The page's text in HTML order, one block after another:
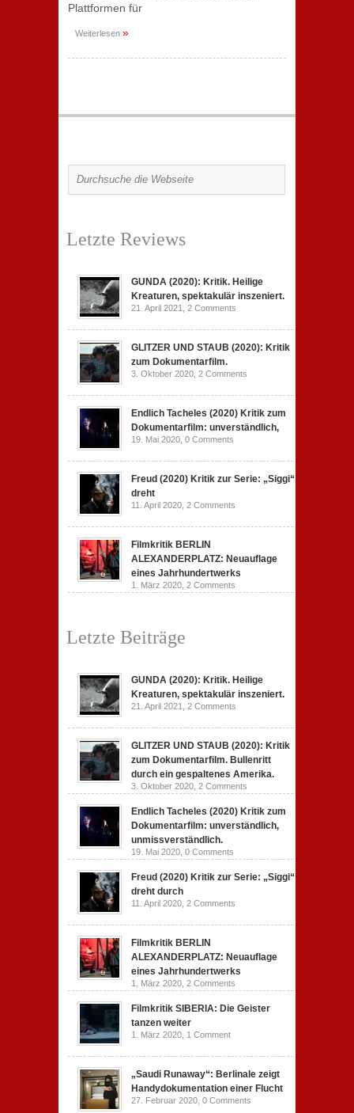
Plattformen für
Weiterlesen »
Letzte Reviews
GUNDA (2020): Kritik. Heilige
Kreaturen, spektakulär inszeniert.
21. April 2021, 2 Comments
GLITZER UND STAUB (2020): Kritik
zum Dokumentarfilm.
3. Oktober 2020, 2 Comments
Endlich Tacheles (2020) Kritik zum
Dokumentarfilm: unverständlich,
19. Mai 2020, 0 Comments
Freud (2020) Kritik zur Serie: „Siggi“
dreht
11. April 2020, 2 Comments
Filmkritik BERLIN
ALEXANDERPLATZ: Neuauflage
eines Jahrhundertwerks
1. März 2020, 2 Comments
Letzte Beiträge
GUNDA (2020): Kritik. Heilige
Kreaturen, spektakulär inszeniert.
21. April 2021, 2 Comments
GLITZER UND STAUB (2020): Kritik
zum Dokumentarfilm. Bullenritt
durch ein gespaltenes Amerika.
3. Oktober 2020, 2 Comments
Endlich Tacheles (2020) Kritik zum
Dokumentarfilm: unverständlich,
unmissverständlich.
19. Mai 2020, 0 Comments
Freud (2020) Kritik zur Serie: „Siggi“
dreht durch
11. April 2020, 2 Comments
Filmkritik BERLIN
ALEXANDERPLATZ: Neuauflage
eines Jahrhundertwerks
1. März 2020, 2 Comments
Filmkritik SIBERIA: Die Geister
tanzen weiter
1. März 2020, 1 Comment
„Saudi Runaway“: Berlinale zeigt
Handydokumentation einer Flucht
27. Februar 2020, 0 Comments